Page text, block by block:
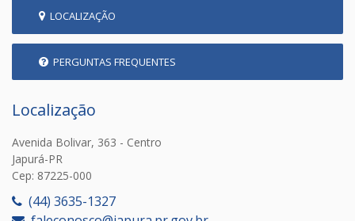
LOCALIZAÇÃO
PERGUNTAS FREQUENTES
Localização
Avenida Bolivar, 363 - Centro
Japurá-PR
Cep: 87225-000
(44) 3635-1327